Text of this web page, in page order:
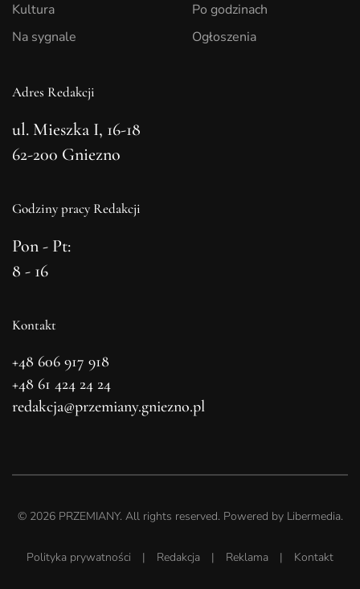
Kultura
Na sygnale
Po godzinach
Ogłoszenia
Adres Redakcji
ul. Mieszka I, 16-18
62-200 Gniezno
Godziny pracy Redakcji
Pon - Pt:
8 - 16
Kontakt
+48 606 917 918
+48 61 424 24 24
redakcja@przemiany.gniezno.pl
© 2026PRZEMIANY. All rights reserved. Powered by Libermedia.
Polityka prywatności | Redakcja | Reklama | Kontakt